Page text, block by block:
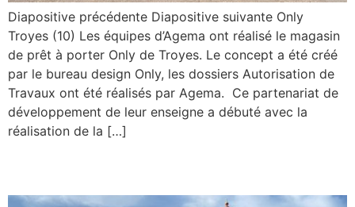
Diapositive précédente Diapositive suivante Only
Troyes (10) Les équipes d’Agema ont réalisé le magasin
de prêt à porter Only de Troyes. Le concept a été créé
par le bureau design Only, les dossiers Autorisation de
Travaux ont été réalisés par Agema. Ce partenariat de
développement de leur enseigne a débuté avec la
réalisation de la […]